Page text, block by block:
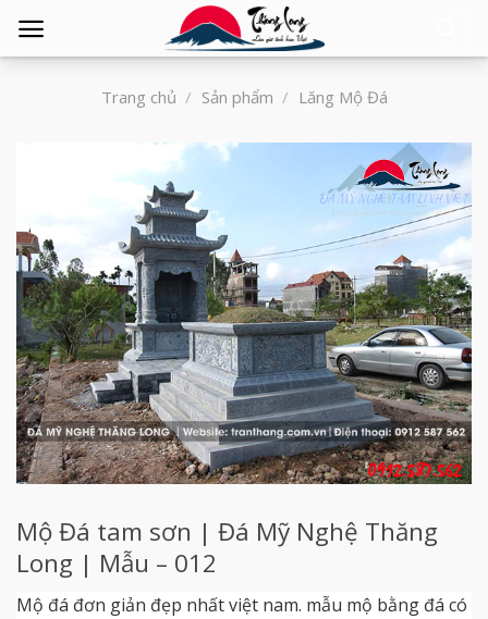
Trang chủ / Sản phẩm / Lăng Mộ Đá
Mộ Đá tam sơn | Đá Mỹ Nghệ Thăng
Long | Mẫu – 012
Mộ đá đơn giản đẹp nhất việt nam. mẫu mộ bằng đá có